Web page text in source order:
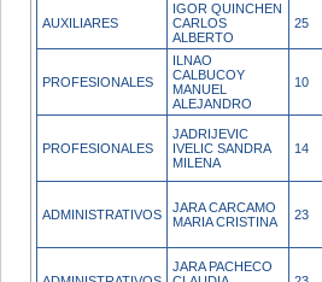
AUXILIARES
IGOR QUINCHEN
CARLOS
ALBERTO
25
PROFESIONALES
ILNAO
CALBUCOY
MANUEL
ALEJANDRO
10
PROFESIONALES
JADRIJEVIC
IVELIC SANDRA
MILENA
14
ADMINISTRATIVOS
JARA CARCAMO
MARIA CRISTINA
23
JARA PACHECO